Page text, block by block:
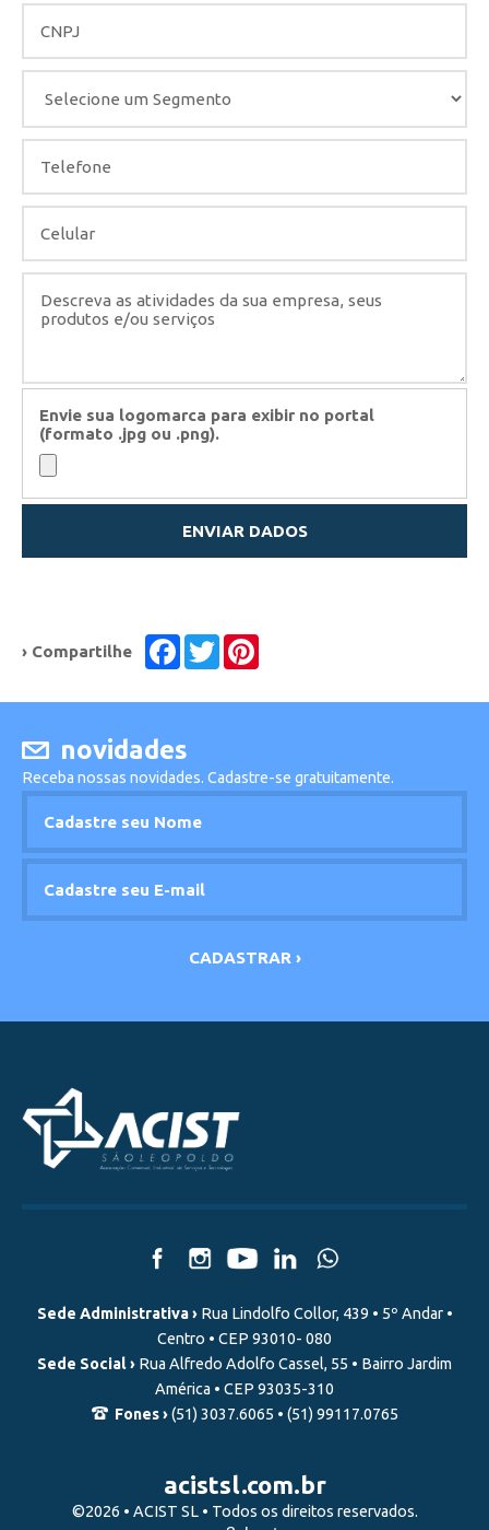
Envie sua logomarca para exibir no portal
(formato .jpg ou .png).
› Compartilhe Facebook
Twitter
novidades
Receba nossas novidades. Cadastre-se gratuitamente.
Sede Administrativa ›Rua Lindolfo Collor, 439 • 5º Andar •
Centro • CEP 93010- 080
Sede Social › Rua Alfredo Adolfo Cassel, 55 • Bairro Jardim
América • CEP 93035-310
Fones ›(51) 3037.6065 • (51) 99117.0765
acistsl.com.br
©2026 • ACIST SL • Todos os direitos reservados.